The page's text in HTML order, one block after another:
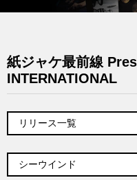
紙ジャケ最前線
INTERNATIONAL